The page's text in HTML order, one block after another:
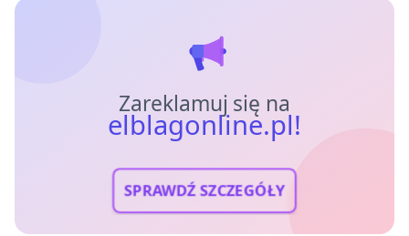
Zareklamuj się na
elblagonline.pl!
SPRAWDŹ SZCZEGÓŁY